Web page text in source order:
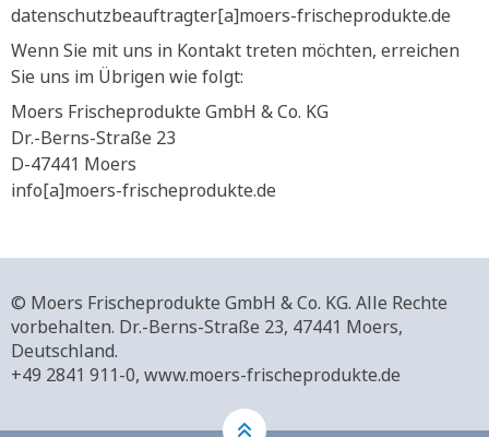
datenschutzbeauftragter[a]moers-frischeprodukte.de
Wenn Sie mit uns in Kontakt treten möchten, erreichen
Sie uns im Übrigen wie folgt:
Moers Frischeprodukte GmbH & Co. KG
Dr.-Berns-Straße 23
D-47441 Moers
info[a]moers-frischeprodukte.de
© Moers Frischeprodukte GmbH & Co. KG. Alle Rechte
vorbehalten. Dr.-Berns-Straße 23, 47441 Moers,
Deutschland.
+49 2841 911-0, www.moers-frischeprodukte.de